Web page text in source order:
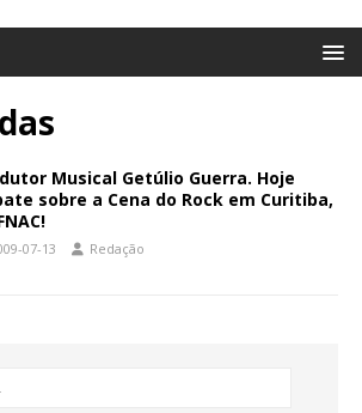
Musical Getúlio Guerra. Hoje
sobre a Cena do Rock em Curitiba,
07-13 Redação